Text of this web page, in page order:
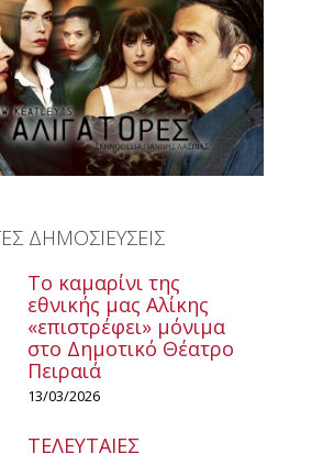
ΔΗΜΟΣΙΕΥΣΕΙΣ
Το καμαρίνι της
εθνικής μας Αλίκης
«επιστρέφει» μόνιμα
στο Δημοτικό Θέατρο
Πειραιά
13/03/2026
ΤΕΛΕΥΤΑΙΕΣ